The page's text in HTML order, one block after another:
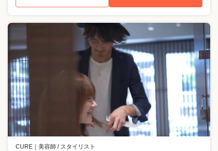
CURE 美容師 / スタイリスト